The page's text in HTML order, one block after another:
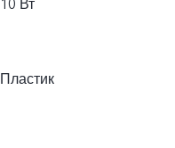
10 Вт
Пластик